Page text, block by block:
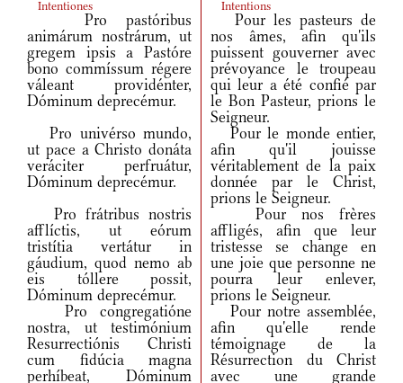
Intentiones Intentions
Pro pastóribus
animárum nostrárum, ut
gregem ipsis a Pastóre
bono commíssum régere
váleant providénter,
Dóminum deprecémur.
Pour les pasteurs de
nos âmes, afin qu'ils
puissent gouverner avec
prévoyance le troupeau
qui leur a été confié par
le Bon Pasteur, prions le
Seigneur.
Pro univérso mundo,
ut pace a Christo donáta
veráciter perfruátur,
Dóminum deprecémur.
Pour le monde entier,
afin qu'il jouisse
véritablement de la paix
donnée par le Christ,
prions le Seigneur.
Pro frátribus nostris
afflíctis, ut eórum
tristítia vertátur in
gáudium, quod nemo ab
eis tóllere possit,
Dóminum deprecémur.
Pour nos frères
affligés, afin que leur
tristesse se change en
une joie que personne ne
pourra leur enlever,
prions le Seigneur.
Pro congregatióne
nostra, ut testimónium
Resurrectiónis Christi
cum fidúcia magna
perhíbeat, Dóminum
Pour notre assemblée,
afin qu'elle rende
témoignage de la
Résurrection du Christ
avec une grande